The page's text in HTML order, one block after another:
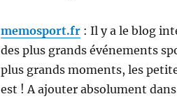
memosport.fr: Il y a le blog
des plus grands événements
plus grands moments, les
est ! A ajouter absolument